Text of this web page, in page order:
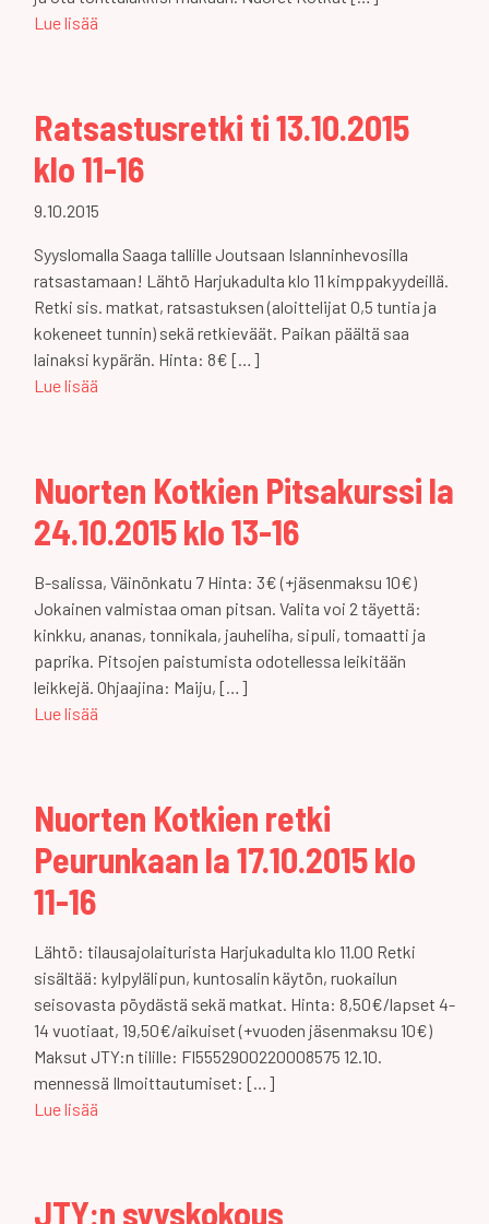
Lue lisää
Ratsastusretki ti 13.10.2015
klo 11-16
9.10.2015
Syyslomalla Saaga tallille Joutsaan Islanninhevosilla
ratsastamaan! Lähtö Harjukadulta klo 11 kimppakyydeillä.
Retki sis. matkat, ratsastuksen (aloittelijat 0,5 tuntia ja
kokeneet tunnin) sekä retkieväät. Paikan päältä saa
lainaksi kypärän. Hinta: 8€ […]
Lue lisää
Nuorten Kotkien Pitsakurssi la
24.10.2015 klo 13-16
B-salissa, Väinönkatu 7 Hinta: 3€ (+jäsenmaksu 10€)
Jokainen valmistaa oman pitsan. Valita voi 2 täyettä:
kinkku, ananas, tonnikala, jauheliha, sipuli, tomaatti ja
paprika. Pitsojen paistumista odotellessa leikitään
leikkejä. Ohjaajina: Maiju, […]
Lue lisää
Nuorten Kotkien retki
Peurunkaan la 17.10.2015 klo
11-16
Lähtö: tilausajolaiturista Harjukadulta klo 11.00 Retki
sisältää: kylpylälipun, kuntosalin käytön, ruokailun
seisovasta pöydästä sekä matkat. Hinta: 8,50€/lapset 4-
14 vuotiaat, 19,50€/aikuiset (+vuoden jäsenmaksu 10€)
Maksut JTY:n tilille: FI5552900220008575 12.10.
mennessä Ilmoittautumiset: […]
Lue lisää
JTY:n syyskokous